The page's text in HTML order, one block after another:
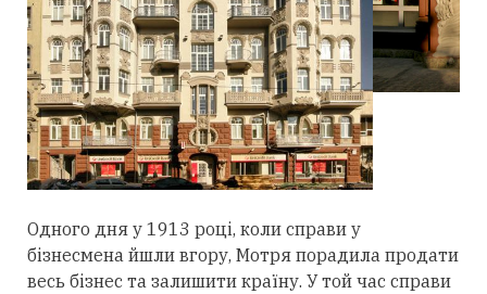
Одного дня у 1913 році, коли справи у
бізнесмена йшли вгору, Мотря порадила продати
весь бізнес та залишити країну. У той час справи